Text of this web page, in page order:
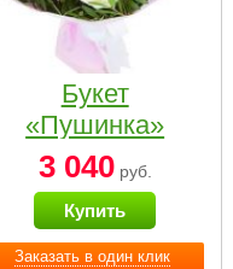
Заказать в один клик
Букет
«Пушинка»
3 040руб.
Купить